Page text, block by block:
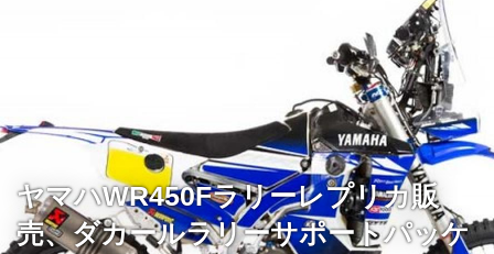
ヤマハWR450Fラリーレプリカ販
売、ダカールラリーサポートパッケ